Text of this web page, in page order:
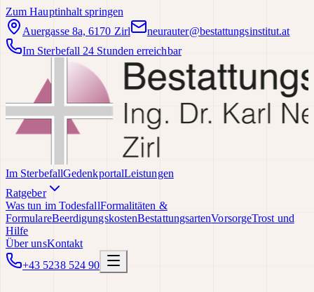
Zum Hauptinhalt springen
Auergasse 8a, 6170 Zirl
neurauter@bestattungsinstitut.at
Im Sterbefall 24 Stunden erreichbar
Im SterbefallGedenkportalLeistungen
Ratgeber
Was tun im TodesfallFormalitäten &
FormulareBeerdigungskostenBestattungsartenVorsorgeTrost und
Hilfe
Über unsKontakt
+43 5238 524 90